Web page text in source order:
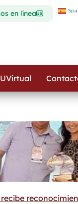
en línea
UVirtual
recibe